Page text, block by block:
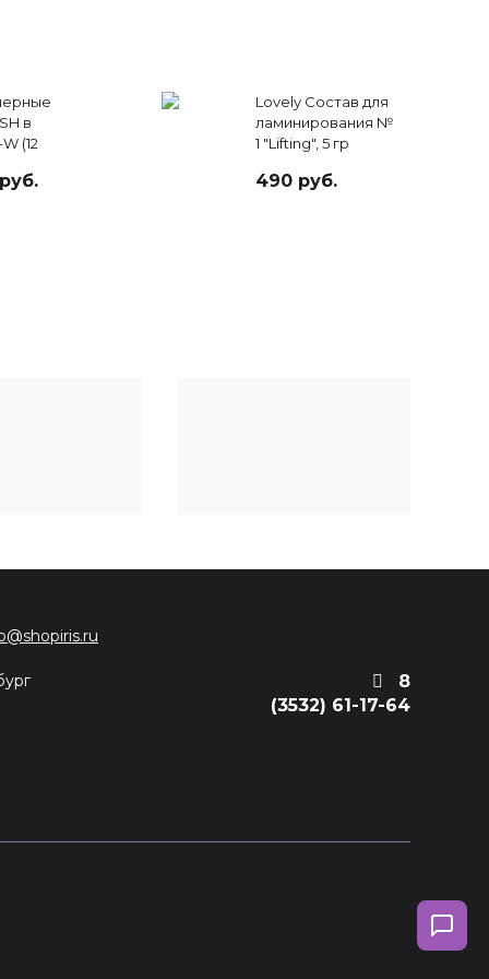
в
(12
Lovely Состав для
ламинирования №
1 "Lifting", 5 гр
490 руб.
8
(3532) 61-17-64